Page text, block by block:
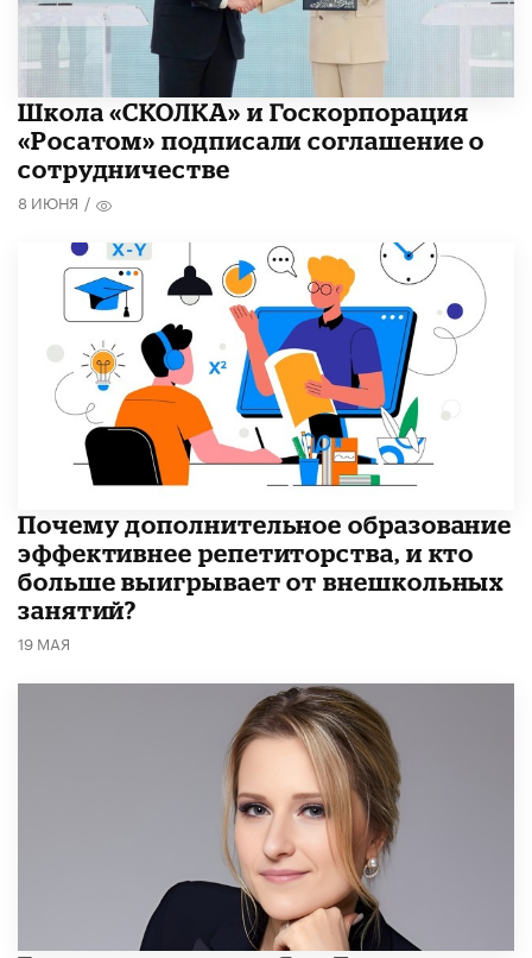
Школа «СКОЛКА» и Госкорпорация
«Росатом» подписали соглашение о
сотрудничестве
8 ИЮНЯ /
​Почему дополнительное образование
эффективнее репетиторства, и кто
больше выигрывает от внешкольных
занятий?
19 МАЯ